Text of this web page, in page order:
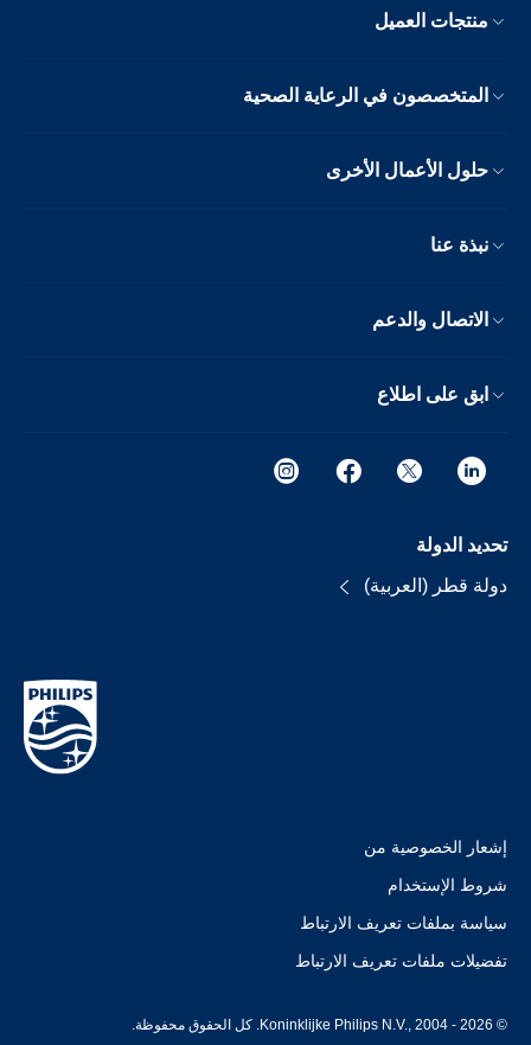
منتجات العميل
المتخصصون في الرعاية الصحية
حلول الأعمال الأخرى
نبذة عنا
الاتصال والدعم
ابق على اطلاع
تحديد الدولة
دولة قطر (العربية)
إشعار الخصوصية من
شروط الإستخدام
سياسة بملفات تعريف الارتباط
تفضيلات ملفات تعريف الارتباط
© Koninklijke Philips N.V., 2004 - 2026. كل الحقوق محفوظة.